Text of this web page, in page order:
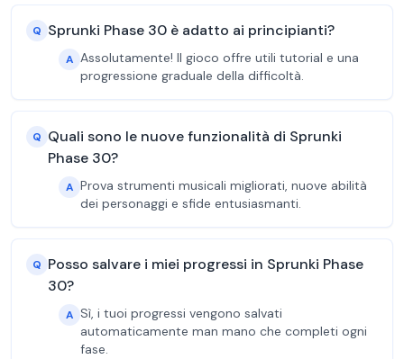
Q Sprunki Phase 30 è adatto ai principianti?
A Assolutamente! Il gioco offre utili tutorial e una
progressione graduale della difficoltà.
Q Quali sono le nuove funzionalità di Sprunki
Phase 30?
A Prova strumenti musicali migliorati, nuove abilità
dei personaggi e sfide entusiasmanti.
Q Posso salvare i miei progressi in Sprunki Phase
30?
A Sì, i tuoi progressi vengono salvati
automaticamente man mano che completi ogni
fase.